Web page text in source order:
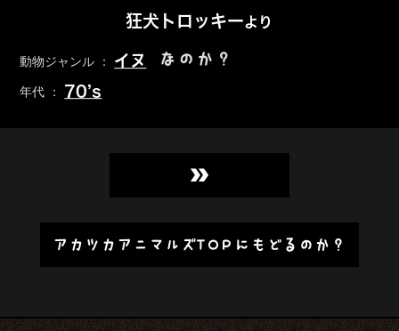
狂犬トロッキーより
動物ジャンル ： イヌ なのか？
年代 ： 70’s
»
アカツカアニマルズTOPにもどるのか？